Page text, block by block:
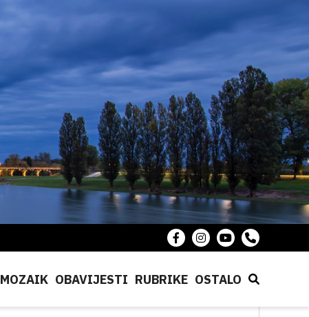
MOZAIK OBAVIJESTI RUBRIKE OSTALO